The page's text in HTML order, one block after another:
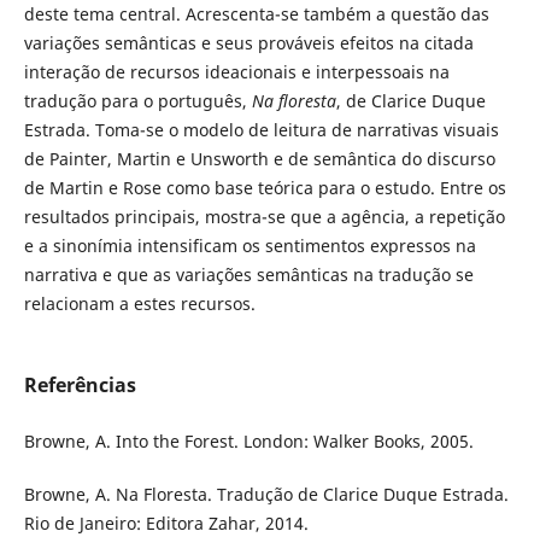
deste tema central. Acrescenta-se também a questão das
variações semânticas e seus prováveis efeitos na citada
interação de recursos ideacionais e interpessoais na
tradução para o português, Na floresta, de Clarice Duque
Estrada. Toma-se o modelo de leitura de narrativas visuais
de Painter, Martin e Unsworth e de semântica do discurso
de Martin e Rose como base teórica para o estudo. Entre os
resultados principais, mostra-se que a agência, a repetição
e a sinonímia intensificam os sentimentos expressos na
narrativa e que as variações semânticas na tradução se
relacionam a estes recursos.
Referências
Browne, A. Into the Forest. London: Walker Books, 2005.
Browne, A. Na Floresta. Tradução de Clarice Duque Estrada.
Rio de Janeiro: Editora Zahar, 2014.